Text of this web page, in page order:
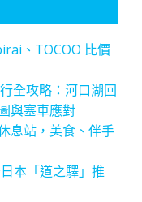
、TOCOO 比價
全攻略：河口湖回
與塞車應對
息站，美食、伴手
本「道之驛」推